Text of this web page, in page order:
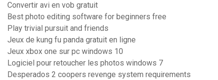
Convertir avi en vob gratuit
Best photo editing software for beginners free
Play trivial pursuit and friends
Jeux de kung fu panda gratuit en ligne
Jeux xbox one sur pc windows 10
Logiciel pour retoucher les photos windows 7
Desperados 2 coopers revenge system requirements